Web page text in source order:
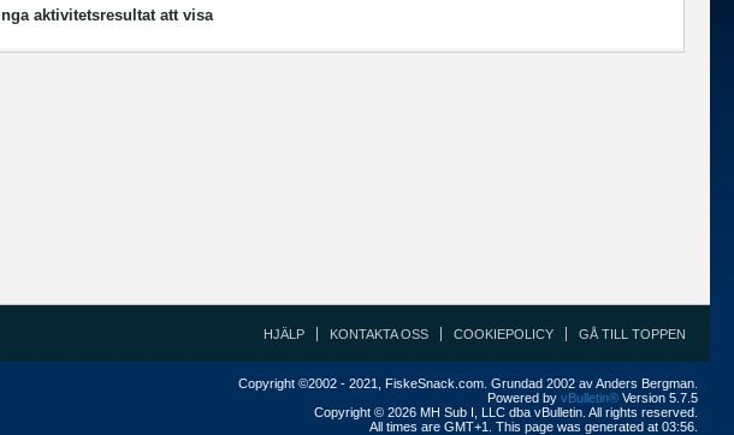
Inga aktivitetsresultat att visa
HJÄLP KONTAKTA OSS COOKIEPOLICY GÅ TILL TOPPEN
Copyright ©2002 - 2021, FiskeSnack.com. Grundad 2002 av Anders Bergman.
Powered by vBulletin® Version 5.7.5
Copyright © 2026 MH Sub I, LLC dba vBulletin. All rights reserved.
All times are GMT+1. This page was generated at 03:56.